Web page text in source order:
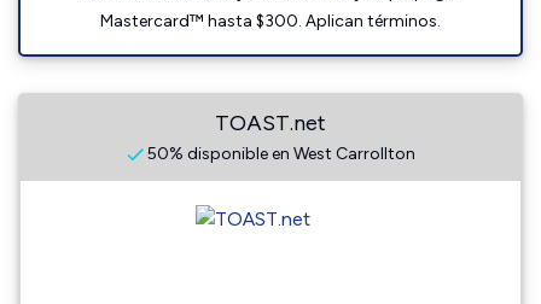
Mastercard™ hasta $300. Aplican términos.
TOAST.net
50% disponible en West Carrollton